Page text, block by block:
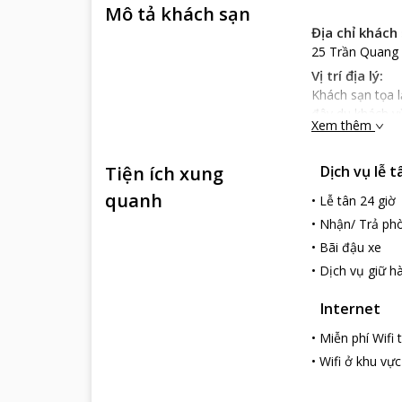
Mô tả khách sạn
Địa chỉ khách
25 Trần
Vị trí địa lý:
Khách sạn tọa
đây du khách
hóa, người dân
Classic
về thiết kế,
Các phòng
chọn kênh tin
hòa, tủ lạnh,
ngon giấc;
Du khách có
ẩm thực luôn
mới hấp dẫn,
Đặc biệt trên
khi lại réo
Xem thêm
Tiện ích xung
quanh
Dịch vụ lễ
• Lễ tân 24 giờ
• Nhận/ Trả
• Bãi đậu xe
• Dịch vụ giữ
Internet
• Miễn phí Wifi
• Wifi ở khu